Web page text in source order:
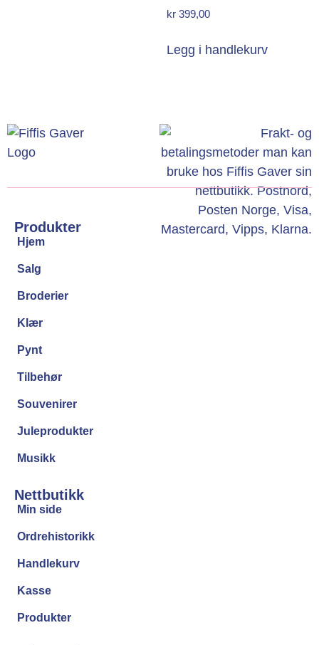
kr 399,00
Legg i handlekurv
Produkter
Hjem
Salg
Broderier
Klær
Pynt
Tilbehør
Souvenirer
Juleprodukter
Musikk
Nettbutikk
Min side
Ordrehistorikk
Handlekurv
Kasse
Produkter